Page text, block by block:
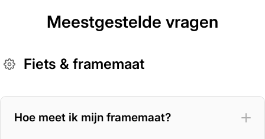
Meestgestelde vragen
Fiets & framemaat
Hoe meet ik mijn framemaat?